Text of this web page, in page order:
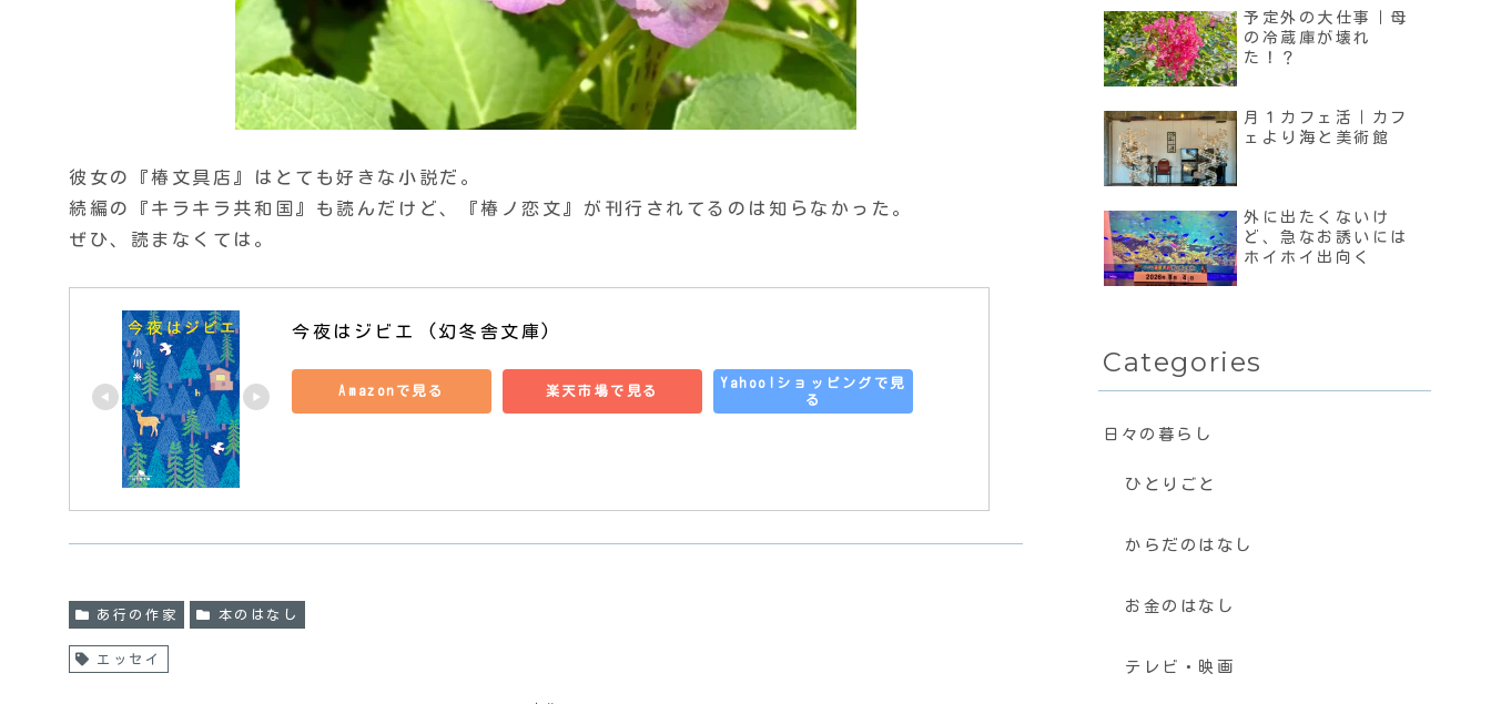
彼女の『椿文具店』はとても好きな小説だ。
続編の『キラキラ共和国』も読んだけど、『椿ノ恋文』が刊行されてるのは知らなかった。
ぜひ、読まなくては。
今夜はジビエ (幻冬舎文庫)
Amazonで見る 楽天市場で見る
Yahoo!ショッピングで見
る
あ行の作家 本のはなし
エッセイ
予定外の大仕事｜母
の冷蔵庫が壊れ
た！？
月１カフェ活｜カフ
ェより海と美術館
外に出たくないけ
ど、急なお誘いには
ホイホイ出向く
Categories
日々の暮らし
ひとりごと
からだのはなし
お金のはなし
テレビ・映画